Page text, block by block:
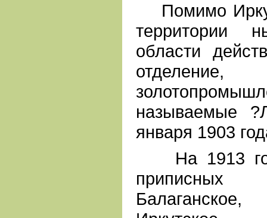
Помимо
территории
области
называемые
января 1903
На 1913 год